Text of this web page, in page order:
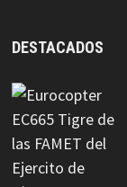
DESTACADOS